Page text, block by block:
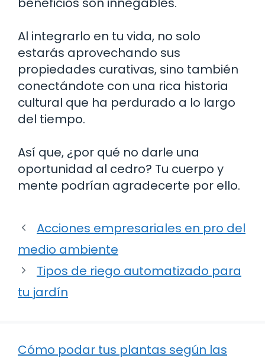
Al integrarlo en tu vida, no solo
estarás aprovechando sus
propiedades curativas, sino también
conectándote con una rica historia
cultural que ha perdurado a lo largo
del tiempo.
Así que, ¿por qué no darle una
oportunidad al cedro? Tu cuerpo y
mente podrían agradecerte por ello.
Acciones empresariales en pro del
medio ambiente
Tipos de riego automatizado para
tu jardín
Cómo podar tus plantas según las